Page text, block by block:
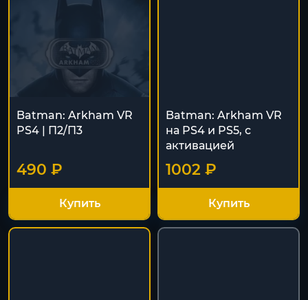
Batman: Arkham VR
PS4 | П2/П3
490 ₽
Купить
Batman: Arkham VR
на PS4 и PS5, с
активацией
1002 ₽
Купить